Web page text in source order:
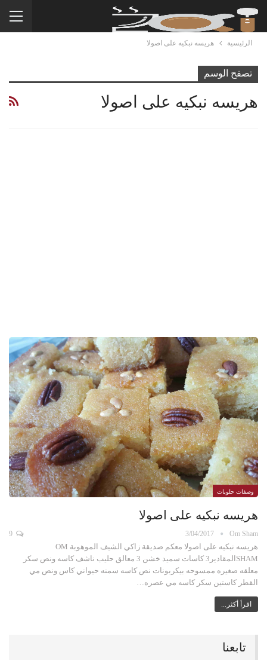
الرئيسية هريسه نبكيه على اصولا
تصفح الوسم
هريسه نبكيه على اصولا
وصفات حلويات
هريسه نبكيه على اصولا
Om Sham
3/04/2017
هريسه نبكيه على اصولا معكم صديقة زاكي الشيف الموهوبة OM
SHAMالمقادير3 كاسات سميد خشن 3 معالق حليب ناشف كاسه ونص سكر
معلقه صغيره ممسوحه بيكربونات نص كاسه سمنه حيواني كاس ونص مي
القطر كاستين سكر كاسه مي عصره…
اقرأ أكثر...
تابعنا